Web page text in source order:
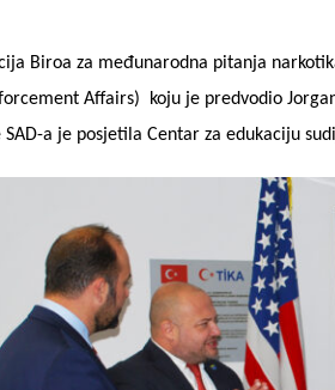
Biroa za međunarodna pitanja
Affairs)
koju je predvodio
SAD-a je posjetila Centar za edukaciju